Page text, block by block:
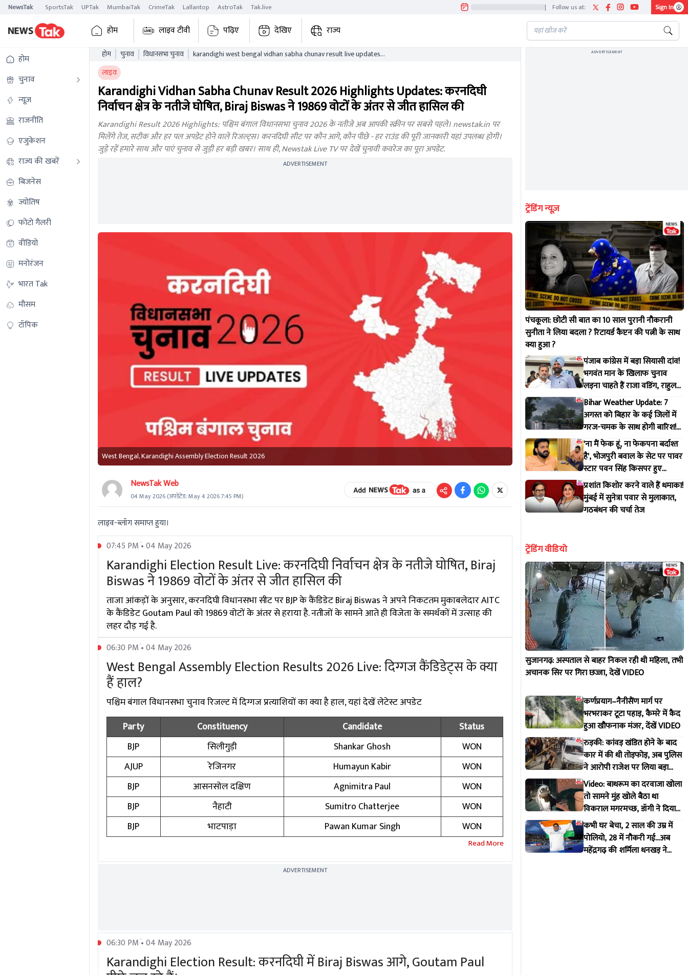
NewsTak SportsTak UPTak MumbaiTak CrimeTak Lallantop AstroTak Tak.live | Follow us at: Sign In
होम लाइव टीवी पढ़िए देखिए राज्य
होम
चुनाव
न्यूज़
राजनीति
एजुकेशन
राज्य की खबरें
बिजनेस
ज्योतिष
फोटो गैलरी
वीडियो
मनोरंजन
भारत Tak
मौसम
टॉपिक
होम चुनाव विधानसभा चुनाव
karandighi west bengal vidhan sabha chunav result live updates
लाइव
Karandighi Vidhan Sabha Chunav Result 2026 Highlights Updates: करनदिघी
निर्वाचन क्षेत्र के नतीजे घोषित, Biraj Biswas ने 19869 वोटों के अंतर से जीत हासिल की
Karandighi Result 2026 Highlights: पश्चिम बंगाल विधानसभा चुनाव 2026 के नतीजे अब आपकी स्क्रीन पर सबसे पहले। newstak.in पर
मिलेंगे तेज, सटीक और हर पल अपडेट होने वाले रिजल्ट्स। करनदिघी सीट पर कौन आगे, कौन पीछे - हर राउंड की पूरी जानकारी यहां उपलब्ध होगी।
जुड़े रहें हमारे साथ और पाएं चुनाव से जुड़ी हर बड़ी खबर। साथ ही, Newstak Live TV पर देखें चुनावी कवरेज का पूरा अपडेट.
ADVERTISEMENT
West Bengal, Karandighi Assembly Election Result 2026
NewsTak Web
04 May 2026(अपडेटेड: May 4 2026 7:45 PM)
लाइव-ब्लॉग समाप्त हुया।
07:45 PM • 04 May 2026
Karandighi Election Result Live: करनदिघी निर्वाचन क्षेत्र के नतीजे घोषित, Biraj
Biswas ने 19869 वोटों के अंतर से जीत हासिल की
ताजा आंकड़ों के अनुसार, करनदिघी विधानसभा सीट पर BJP के कैंडिडेट Biraj Biswas ने अपने निकटतम मुकाबलेदार AITC
के कैंडिडेट Goutam Paul को 19869 वोटों के अंतर से हराया है. नतीजों के सामने आते ही विजेता के समर्थकों में उत्साह की
लहर दौड़ गई है.
06:30 PM • 04 May 2026
West Bengal Assembly Election Results 2026 Live: दिग्गज कैंडिडेट्स के क्या
हैं हाल?
पश्चिम बंगाल विधानसभा चुनाव रिजल्ट में दिग्गज प्रत्याशियों का क्या है हाल, यहां देखें लेटेस्ट अपडेट
Party
Constituency Candidate
Status
BJP
सिलीगुड़ी Shankar Ghosh
WON
AJUP
रेजिनगर Humayun Kabir
WON
BJP
आसनसोल दक्षिण Agnimitra Paul
WON
BJP
नैहाटी Sumitro Chatterjee
WON
BJP
भाटपाड़ा Pawan Kumar Singh WON
ADVERTISEMENT
06:30 PM • 04 May 2026
Karandighi Election Result: करनदिघी में Biraj Biswas आगे, Goutam Paul
ADVERTISEMENT
ट्रेंडिंग न्यूज़
पंचकूला: छोटी सी बात का 10 साल पुरानी नौकरानी
सुनीता ने लिया बदला ? रिटायर्ड कैप्टन की पत्नी के साथ
क्या हुआ ?
पंजाब कांग्रेस में बड़ा सियासी दांव!
भगवंत मान के खिलाफ चुनाव
लड़ना चाहते हैं राजा वडिंग, राहुल
गांधी से मांगी हरी झंडी
Bihar Weather Update: 7
अगस्त को बिहार के कई जिलों में
गरज-चमक के साथ होगी बारिश!
IMD ने जारी किया अलर्ट
'ना मैं फेक हूं, ना फेकपना बर्दाश्त
है', भोजपुरी बवाल के सेट पर पावर
स्टार पवन सिंह किसपर हुए
आगबबूला?
प्रशांत किशोर करने वाले हैं धमाका!
मुंबई में सुनेत्रा पवार से मुलाकात,
गठबंधन की चर्चा तेज
ट्रेंडिंग वीडियो
सुजानगढ़: अस्पताल से बाहर निकल रही थी महिला, तभी
अचानक सिर पर गिरा छज्जा, देखें VIDEO
कर्णप्रयाग–नैनीसैंण मार्ग पर
भरभराकर टूटा पहाड़, कैमरे में कैद
हुआ खौफनाक मंजर, देंखें VIDEO
रुड़की: कांवड़ खंडित होने के बाद
कार में की थी तोड़फोड़, अब पुलिस
ने आरोपी राजेश पर लिया बड़ा
एक्शन
Video: बाथरूम का दरवाजा खोला
तो सामने मुंह खोले बैठा था
विकराल मगरमच्छ, डॉगी ने दिया
मकान मालिक को इशारा
कभी घर बेचा, 2 साल की उम्र में
पोलियो, 28 में नौकरी गई...अब
महेंद्रगढ़ की शर्मिला धनखड़ ने